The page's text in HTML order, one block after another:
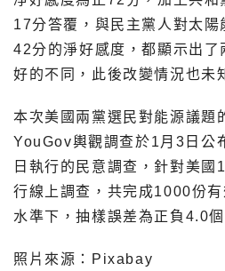
17分答覆，與民主黨人對太
42分的淨好感度，都顯示出了
好的不同，此後改變情況也未
本次美國兩黨選民對能源議題
YouGov輿觀調查於1月3日公
日執行的民意調查，針對美國
行線上調查，共完成1000份
水準下，抽樣誤差為正負4.0個
照片來源：Pixabay